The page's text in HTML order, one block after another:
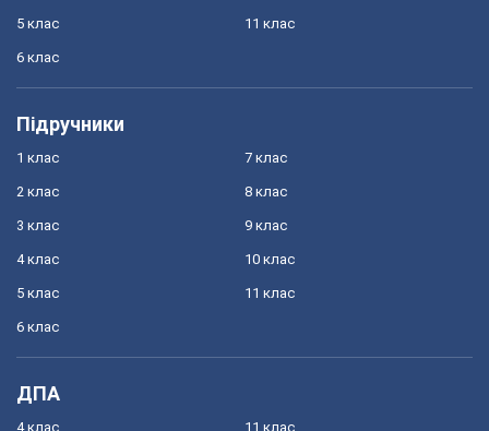
5 клас
6 клас
11 клас
Підручники
1 клас
2 клас
3 клас
4 клас
5 клас
6 клас
7 клас
8 клас
9 клас
10 клас
11 клас
ДПА
4 клас 11 клас